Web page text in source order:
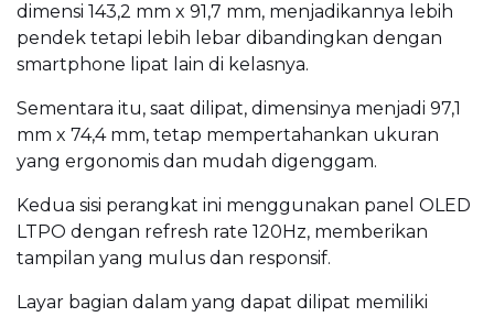
dimensi 143,2 mm x 91,7 mm, menjadikannya lebih
pendek tetapi lebih lebar dibandingkan dengan
smartphone lipat lain di kelasnya.
Sementara itu, saat dilipat, dimensinya menjadi 97,1
mm x 74,4 mm, tetap mempertahankan ukuran
yang ergonomis dan mudah digenggam.
Kedua sisi perangkat ini menggunakan panel OLED
LTPO dengan refresh rate 120Hz, memberikan
tampilan yang mulus dan responsif.
Layar bagian dalam yang dapat dilipat memiliki